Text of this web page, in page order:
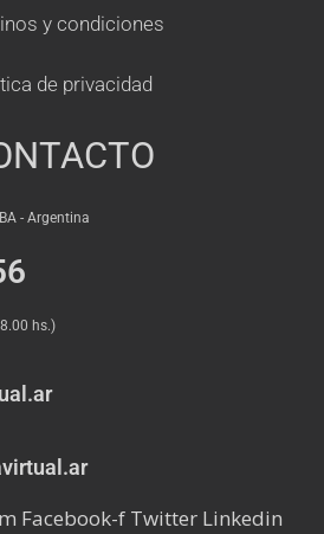
y condiciones
de privacidad
- Argentina
hs.)
Facebook-f Twitter Linkedin